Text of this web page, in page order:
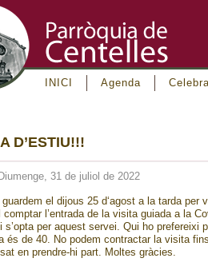
INICI Agenda
D’ESTIU!!!
31 de juliol de 2022
guardem el dijous 25 d‘agost a la tarda
comptar l’entrada de la visita guiada a la
s’opta per aquest servei. Qui ho
és de 40. No podem contractar la visita
en prendre-hi part. Moltes gràcies.